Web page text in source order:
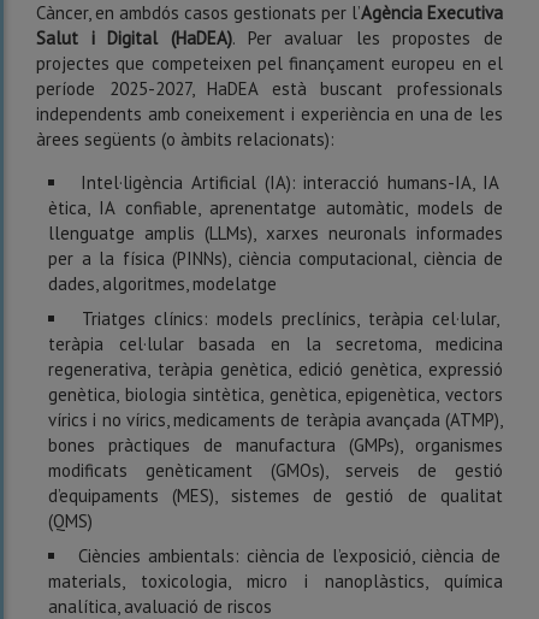
Càncer, en ambdós casos gestionats per l’Agència Executiva
Salut i Digital (HaDEA). Per avaluar les propostes de
projectes que competeixen pel finançament europeu en el
període 2025-2027, HaDEA està buscant professionals
independents amb coneixement i experiència en una de les
àrees següents (o àmbits relacionats):
Intel·ligència Artificial (IA): interacció humans-IA, IA
ètica, IA confiable, aprenentatge automàtic, models de
llenguatge amplis (LLMs), xarxes neuronals informades
per a la física (PINNs), ciència computacional, ciència de
dades, algoritmes, modelatge
Triatges clínics: models preclínics, teràpia cel·lular,
teràpia cel·lular basada en la secretoma, medicina
regenerativa, teràpia genètica, edició genètica, expressió
genètica, biologia sintètica, genètica, epigenètica, vectors
vírics i no vírics, medicaments de teràpia avançada (ATMP),
bones pràctiques de manufactura (GMPs), organismes
modificats genèticament (GMOs), serveis de gestió
d’equipaments (MES), sistemes de gestió de qualitat
(QMS)
Ciències ambientals: ciència de l’exposició, ciència de
materials, toxicologia, micro i nanoplàstics, química
analítica, avaluació de riscos